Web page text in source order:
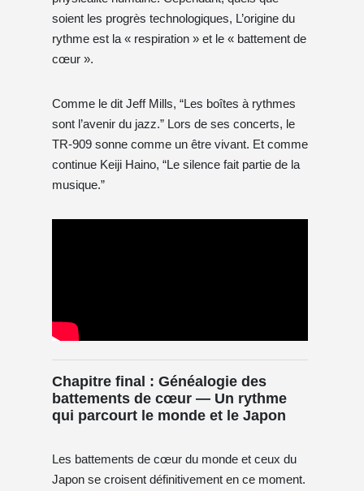
soient les progrès technologiques, L’origine du
rythme est la « respiration » et le « battement de
cœur ».
Comme le dit Jeff Mills, “Les boîtes à rythmes
sont l’avenir du jazz.” Lors de ses concerts, le
TR-909 sonne comme un être vivant. Et comme
continue Keiji Haino, “Le silence fait partie de la
musique.”
Chapitre final : Généalogie des
battements de cœur — Un rythme
qui parcourt le monde et le Japon
Les battements de cœur du monde et ceux du
Japon se croisent définitivement en ce moment.